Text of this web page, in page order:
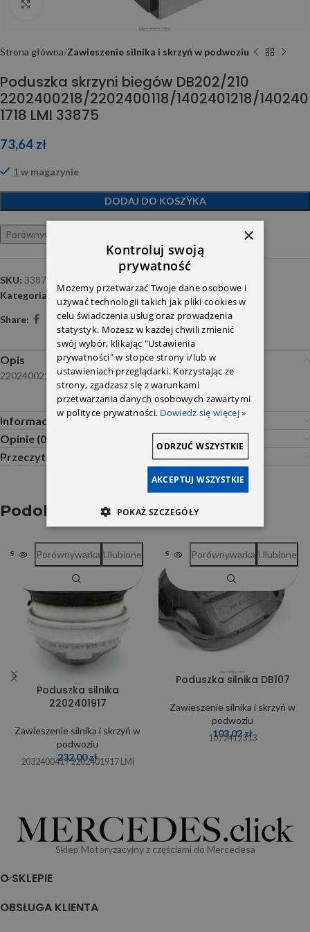
Strona główna Zawieszenie silnika i skrzyń w podwoziu
Poduszka skrzyni biegów DB202/210
2202400218/2202400118/1402401218/140240
1718 LMI 33875
73,64 zł
1 w magazynie
DODAJ DO KOSZYKA
Porównywarka
SKU: 33875 01
Kategoria:
Zawieszenie silnika i skrzyń w podwoziu
Share:
Opis
2202400218/2202400118/2122400418
Informacje dodatkowe
Opinie (0)
Przeczytaj Przed Zakupem
Podobne produkty
SOLD OUT
Poduszka silnika
2202401917
Zawieszenie silnika i skrzyń w
podwoziu
232,00zł
2032400417 2202401917 LMI
Porównywarka Ulubione SOLD OUT
Poduszka silnika DB107
Zawieszenie silnika i skrzyń w
podwoziu
103,02zł
1072412313
Porównywarka Ulubione
Sklep Motoryzacyjny z częściami do Mercedesa
O SKLEPIE
OBSŁUGA KLIENTA
×
Kontroluj swoją
prywatność
Możemy przetwarzać Twoje dane osobowe i
używać technologii takich jak pliki cookies w
celu świadczenia usług oraz prowadzenia
statystyk. Możesz w każdej chwili zmienić
swój wybór, klikając "Ustawienia
prywatności" w stopce strony i/lub w
ustawieniach przeglądarki. Korzystając ze
strony, zgadzasz się z warunkami
przetwarzania danych osobowych zawartymi
w polityce prywatności. Dowiedz się więcej »
AKCEPTUJ WSZYSTKIE
ODRZUĆ WSZYSTKIE
POKAŻ SZCZEGÓŁY